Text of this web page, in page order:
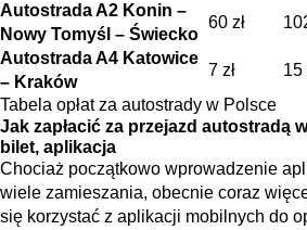
Autostrada A2 Konin –
Nowy Tomyśl – Świecko
60 zł
Autostrada A4 Katowice
– Kraków
7 zł 15
Tabela opłat za autostrady w Polsce
Jak zapłacić za przejazd autostradą
bilet, aplikacja
Chociaż początkowo wprowadzenie
wiele zamieszania, obecnie coraz
się korzystać z aplikacji mobilnych do